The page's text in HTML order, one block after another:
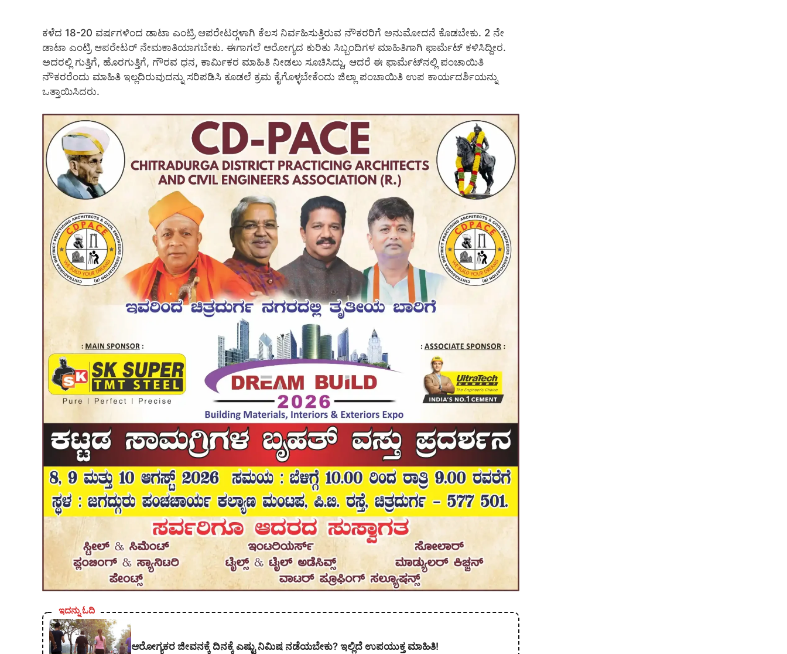
ಕಳೆದ 18-20 ವರ್ಷಗಳಿಂದ ಡಾಟಾ ಎಂಟ್ರಿ ಆಪರೇಟರ್‍ಗಳಾಗಿ ಕೆಲಸ ನಿರ್ವಹಿಸುತ್ತಿರುವ ನೌಕರರಿಗೆ ಅನುಮೋದನೆ ಕೊಡಬೇಕು. 2 ನೇ
ಡಾಟಾ ಎಂಟ್ರಿ ಆಪರೇಟರ್ ನೇಮಕಾತಿಯಾಗಬೇಕು. ಈಗಾಗಲೆ ಆರೋಗ್ಯದ ಕುರಿತು ಸಿಬ್ಬಂದಿಗಳ ಮಾಹಿತಿಗಾಗಿ ಫಾರ್ಮೆಟ್ ಕಳಿಸಿದ್ದೀರ.
ಅದರಲ್ಲಿ ಗುತ್ತಿಗೆ, ಹೊರಗುತ್ತಿಗೆ, ಗೌರವ ಧನ, ಕಾರ್ಮಿಕರ ಮಾಹಿತಿ ನೀಡಲು ಸೂಚಿಸಿದ್ದು, ಆದರೆ ಈ ಫಾರ್ಮೆಟ್‍ನಲ್ಲಿ ಪಂಚಾಯಿತಿ
ನೌಕರರೆಂದು ಮಾಹಿತಿ ಇಲ್ಲದಿರುವುದನ್ನು ಸರಿಪಡಿಸಿ ಕೂಡಲೆ ಕ್ರಮ ಕೈಗೊಳ್ಳಬೇಕೆಂದು ಜಿಲ್ಲಾ ಪಂಚಾಯಿತಿ ಉಪ ಕಾರ್ಯದರ್ಶಿಯನ್ನು
ಒತ್ತಾಯಿಸಿದರು.
ಇದನ್ನು ಓದಿ
ಆರೋಗ್ಯಕರ ಜೀವನಕ್ಕೆ ದಿನಕ್ಕೆ ಎಷ್ಟು ನಿಮಿಷ ನಡೆಯಬೇಕು? ಇಲ್ಲಿದೆ ಉಪಯುಕ್ತ ಮಾಹಿತಿ!